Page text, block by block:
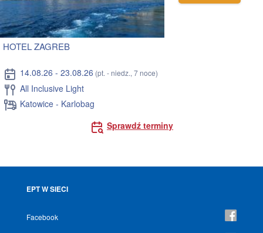
HOTEL ZAGREB
14.08.26 - 23.08.26 (pt. - niedz., 7 noce)
All Inclusive Light
Katowice - Karlobag
Sprawdź terminy
EPT W SIECI
Facebook